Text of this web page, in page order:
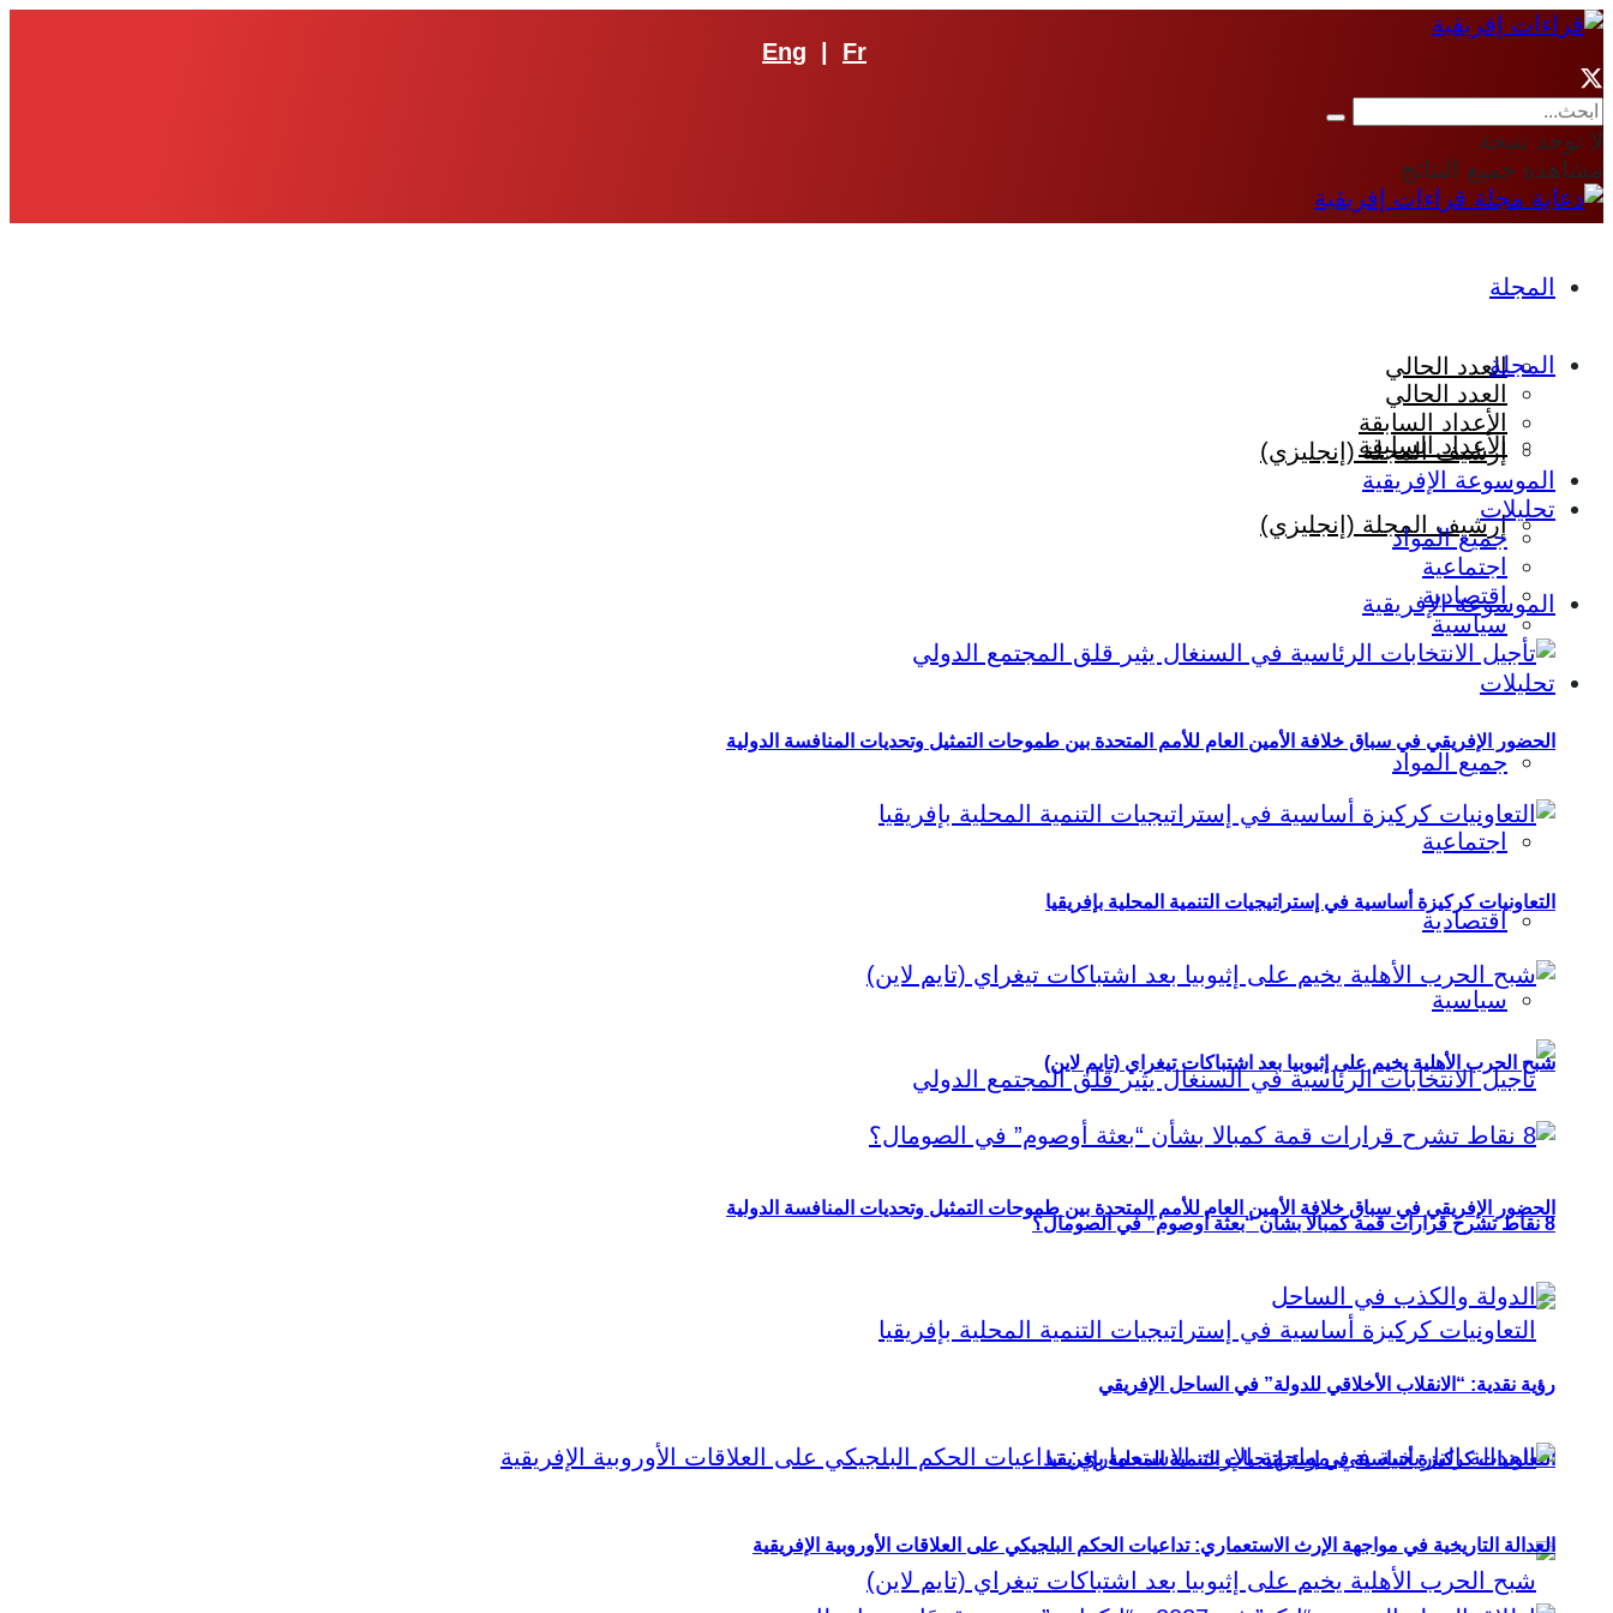
Eng Fr
لا توجد نتيجة
مشاهدة جميع النتائج
المجلة
العدد الحالي
الأعداد السابقة
إرشيف المجلة (إنجليزي)
الموسوعة الإفريقية
تحليلات
جميع المواد
اجتماعية
اقتصادية
سياسية
الحضور الإفريقي في سباق خلافة الأمين العام للأمم المتحدة بين طموحات التمثيل وتحديات المنافسة الدولية
التعاونيات كركيزة أساسية في إستراتيجيات التنمية المحلية بإفريقيا
المجلة
العدد الحالي
الأعداد السابقة
إرشيف المجلة (إنجليزي)
الموسوعة الإفريقية
تحليلات
جميع المواد
اجتماعية
اقتصادية
سياسية
الحضور الإفريقي في سباق خلافة الأمين العام للأمم المتحدة بين طموحات التمثيل وتحديات المنافسة الدولية
التعاونيات كركيزة أساسية في إستراتيجيات التنمية المحلية بإفريقيا
شبح الحرب الأهلية يخيم على إثيوبيا بعد اشتباكات تيغراي (تايم لاين)
8 نقاط تشرح قرارات قمة كمبالا بشأن “بعثة أوصوم” في الصومال؟
رؤية نقدية: “الانقلاب الأخلاقي للدولة” في الساحل الإفريقي
العدالة التاريخية في مواجهة الإرث الاستعماري: تداعيات الحكم البلجيكي على العلاقات الأوروبية الإفريقية